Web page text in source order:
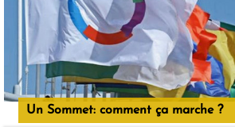
Un Sommet: comment ça marche ?